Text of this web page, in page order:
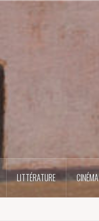
LITTÉRATURE CINÉMA